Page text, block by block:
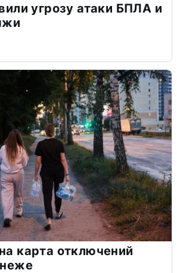
угрозу атаки БПЛА и
карта отключений